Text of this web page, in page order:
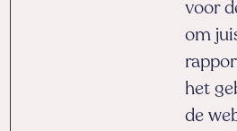
voor
om
het
de